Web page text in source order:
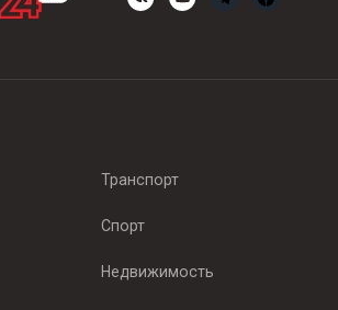
Транспорт
Спорт
Недвижимость